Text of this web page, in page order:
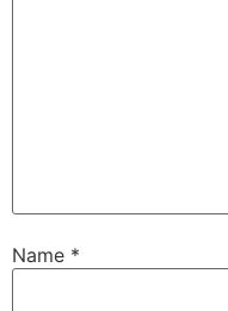
Name *